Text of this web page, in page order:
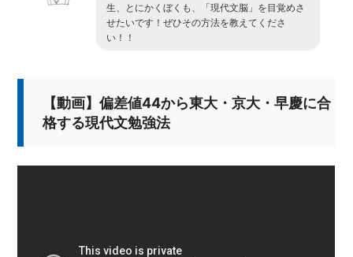
生、とにかくぼくも、「現代文脳」を目覚めさ
せたいです！ぜひその方法を教えてくださ
い！！
【動画】偏差値44から東大・京大・早慶に合
格する現代文勉強法